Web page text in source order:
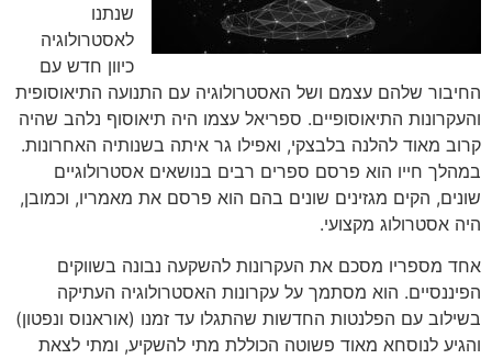
שנתנו
לאסטרולוגיה
כיוון חדש עם
החיבור שלהם עצמם ושל האסטרולוגיה עם התנועה התיאוסופית
והעקרונות התיאוסופיים. ספריאל עצמו היה תיאוסוף נלהב שהיה
קרוב מאוד להלנה בלבצקי, ואפילו גר איתה בשנותיה האחרונות.
במהלך חייו הוא פרסם ספרים רבים בנושאים אסטרולוגיים
שונים, הקים מגזינים שונים בהם הוא פרסם את מאמריו, וכמובן,
היה אסטרולוג מקצועי.
אחד מספריו מסכם את העקרונות להשקעה נבונה בשווקים
הפיננסיים. הוא מסתמך על עקרונות האסטרולוגיה העתיקה
בשילוב עם הפלנטות החדשות שהתגלו עד זמנו (אוראנוס ונפטון)
והגיע לנוסחא מאוד פשוטה הכוללת מתי להשקיע, ומתי לצאת